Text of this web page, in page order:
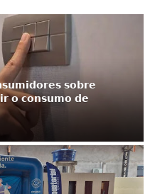
𝘀𝗼𝗯𝗿𝗲
𝗼 𝗰𝗼𝗻𝘀𝘂𝗺𝗼 𝗱𝗲